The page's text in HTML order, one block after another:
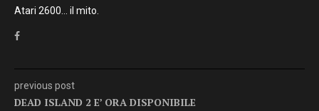
Atari 2600… il mito.
previous post
DEAD ISLAND 2 E’ ORA DISPONIBILE